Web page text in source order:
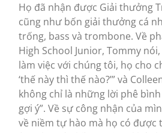
Họ đã nhận được Giải thưởng
cũng như bốn giải thưởng cá
trống, bass và trombone. Về
High School Junior, Tommy
làm việc với chúng tôi, họ cho
‘thế này thì thế nào?’” và
không chỉ là những lời phê
gợi ý”. Về sự công nhận của
về niềm tự hào mà họ có